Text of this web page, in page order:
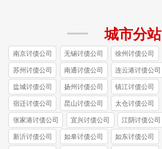
城市分站
南京讨债公司 无锡讨债公司 徐州讨债公司
苏州讨债公司 南通讨债公司 连云港讨债公司
盐城讨债公司 扬州讨债公司 镇江讨债公司
宿迁讨债公司 昆山讨债公司 太仓讨债公司
张家港讨债公司 宜兴讨债公司 江阴讨债公司
新沂讨债公司 如皋讨债公司 如东讨债公司